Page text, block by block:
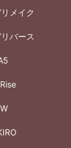
メイク
バース